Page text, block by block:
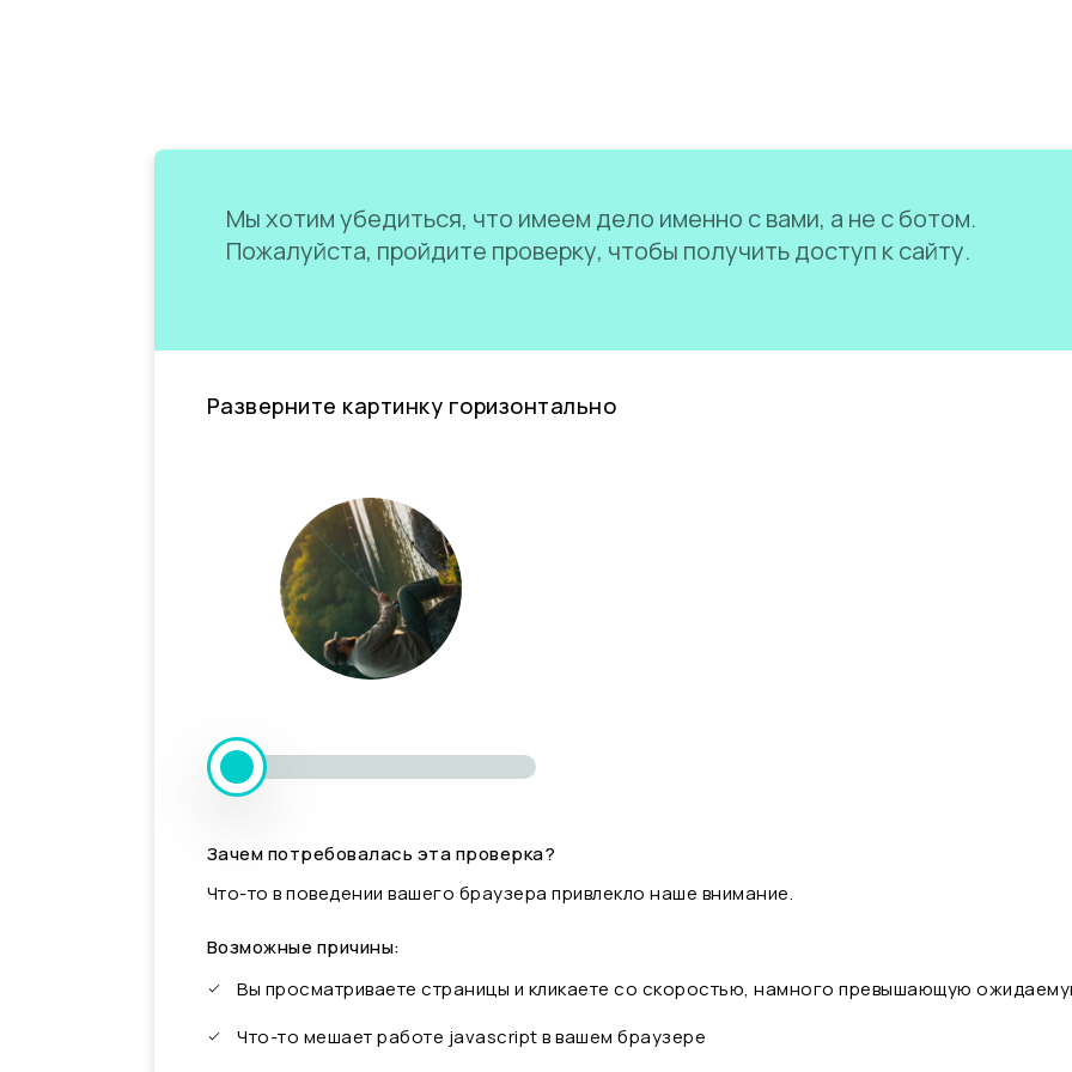
Мы хотим убедиться, что имеем дело именно с вами, а не с ботом.
Пожалуйста, пройдите проверку, чтобы получить доступ к сайту.
Разверните картинку горизонтально
Зачем потребовалась эта проверка?
Что-то в поведении вашего браузера привлекло наше внимание.
Возможные причины:
Вы просматриваете страницы и кликаете со скоростью, намного превышающую
Что-то мешает работе javascript в вашем браузере